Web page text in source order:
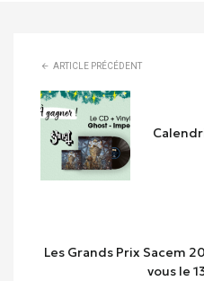
ARTICLE PRÉCÉDENT
Les Grands Prix Sacem
vous le